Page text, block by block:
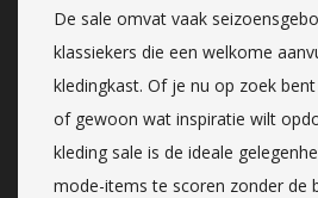
De sale omvat vaak
klassiekers die een welkome
kledingkast. Of je nu op zoek
of gewoon wat inspiratie wilt
kleding sale is de ideale
mode-items te scoren zonder de